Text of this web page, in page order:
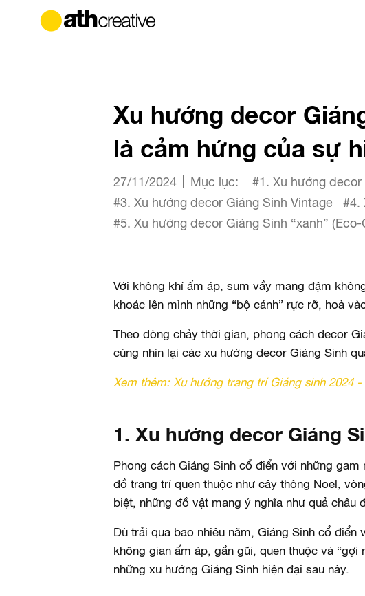
Xu hướng decor
là cảm hứng của sự
27/11/2024 Mục lục: #1. Xu hướng
#3. Xu hướng decor Giáng Sinh Vintage
#4.
#5. Xu hướng decor Giáng Sinh “xanh”
Với không khí ấm áp, sum vầy mang đậm
khoác lên mình những “bộ cánh” rực rỡ, hoà
Theo dòng chảy thời gian, phong cách decor
cùng nhìn lại các xu hướng decor Giáng Sinh
Xem thêm: Xu hướng trang trí Giáng sinh 2024
1. Xu hướng decor Giáng
Phong cách Giáng Sinh cổ điển với những
đồ trang trí quen thuộc như cây thông Noel,
biệt, những đồ vật mang ý nghĩa như quả châu
Dù trải qua bao nhiêu năm, Giáng Sinh cổ
không gian ấm áp, gần gũi, quen thuộc và
những xu hướng Giáng Sinh hiện đại sau này.